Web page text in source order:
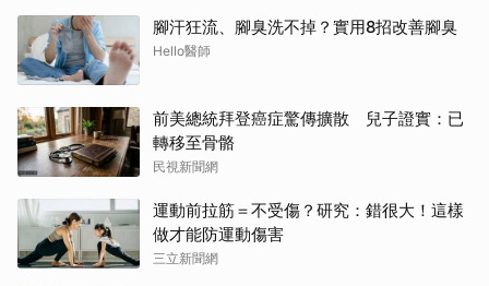
腳汗狂流、腳臭洗不掉？實用8招改善腳臭
Hello醫師
前美總統拜登癌症驚傳擴散 兒子證實：已
轉移至骨骼
民視新聞網
運動前拉筋＝不受傷？研究：錯很大！這樣
做才能防運動傷害
三立新聞網